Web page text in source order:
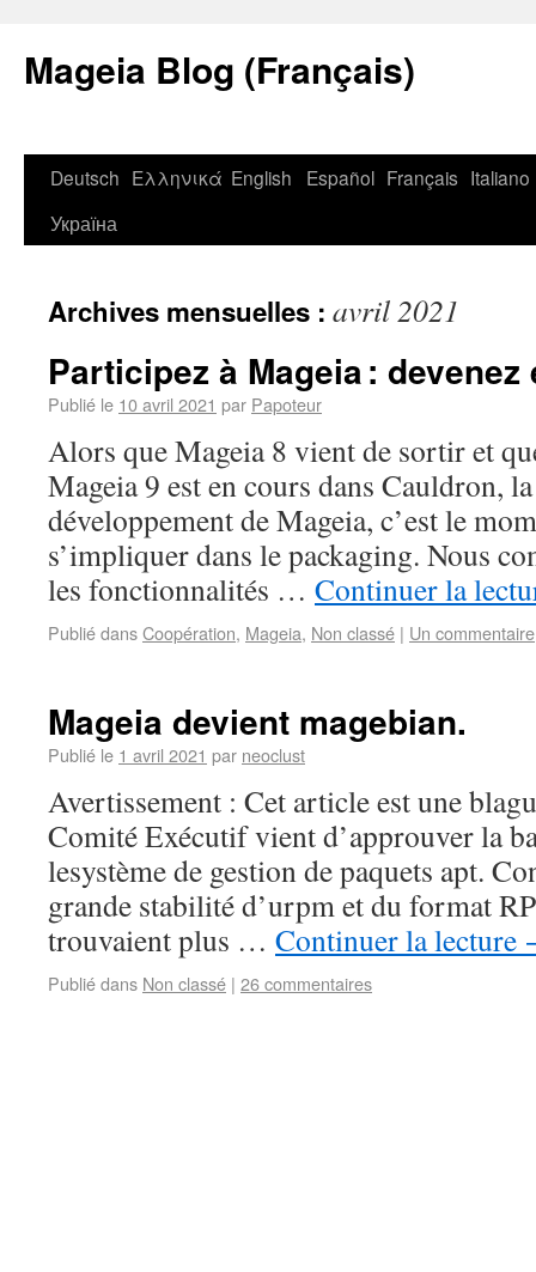
Mageia Blog (Français)
Deutsch Ελληνικά English Español Français Italiano
Україна
Archives mensuelles : avril 2021
Participez à Mageia :
Publié le 10 avril 2021 par Papoteur
Alors que Mageia 8 vient de sortir et
Mageia 9 est en cours dans Cauldron,
développement de Mageia, c’est le
s’impliquer dans le packaging. Nous
les fonctionnalités … Continuer la
Publié dansCoopération, Mageia, Non classé | Un commentaire
Mageia devient magebian.
Publié le 1 avril 2021 par neoclust
Avertissement : Cet article est une
Comité Exécutif vient d’approuver la
lesystème de gestion de paquets apt.
grande stabilité d’urpm et du format
trouvaient plus … Continuer la lecture
Publié dans Non classé | 26 commentaires